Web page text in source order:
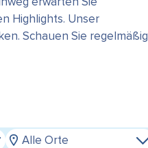
Highlights. Unser
Schauen Sie regelmäßig
Alle Orte